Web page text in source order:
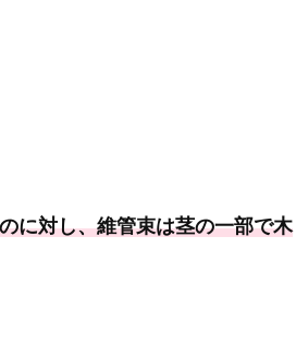
に対し、維管束は茎の一部で木